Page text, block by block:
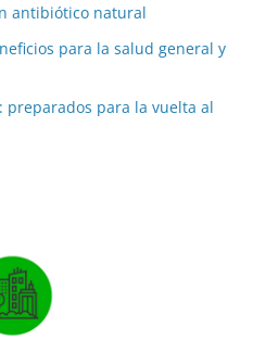
antibiótico natural
para la salud general y
preparados para la vuelta al